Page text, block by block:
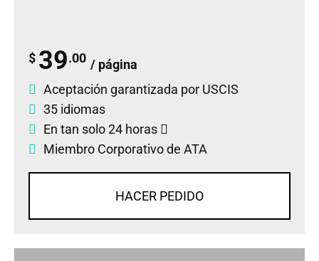
$ 39.00 / página
Aceptación garantizada por USCIS
35 idiomas
En tan solo 24 horas
Miembro Corporativo de ATA
HACER PEDIDO